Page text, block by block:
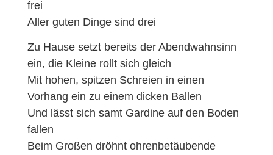
frei
Aller guten Dinge sind drei
Zu Hause setzt bereits der Abendwahnsinn
ein, die Kleine rollt sich gleich
Mit hohen, spitzen Schreien in einen
Vorhang ein zu einem dicken Ballen
Und lässt sich samt Gardine auf den Boden
fallen
Beim Großen dröhnt ohrenbetäubende